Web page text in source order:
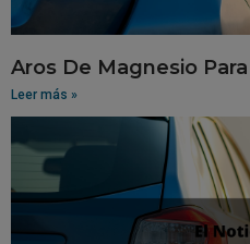
Aros De Magnesio
Leer más »